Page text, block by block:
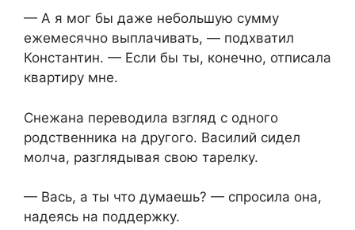
— А я мог бы даже небольшую сумму
ежемесячно выплачивать, — подхватил
Константин. — Если бы ты, конечно, отписала
квартиру мне.
Снежана переводила взгляд с одного
родственника на другого. Василий сидел
молча, разглядывая свою тарелку.
— Вась, а ты что думаешь? — спросила она,
надеясь на поддержку.